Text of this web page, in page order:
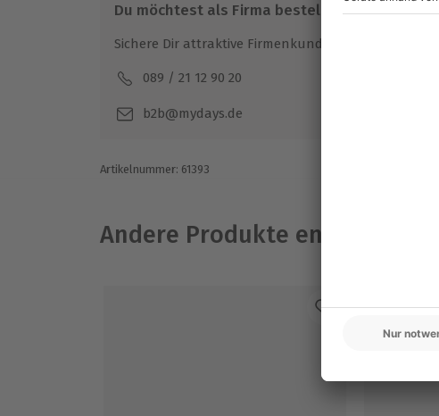
Für die lokale Steuer fallen Zusatzkosten
Hin- und Rückreise sind im Preis nicht
Du möchtest als Firma bestellen?
Sichere Dir attraktive Firmenkunden Vorteile.
089 / 21 12 90 20
b2b@mydays.de
Artikelnummer: 61393
Andere Produkte entdecken
-15%